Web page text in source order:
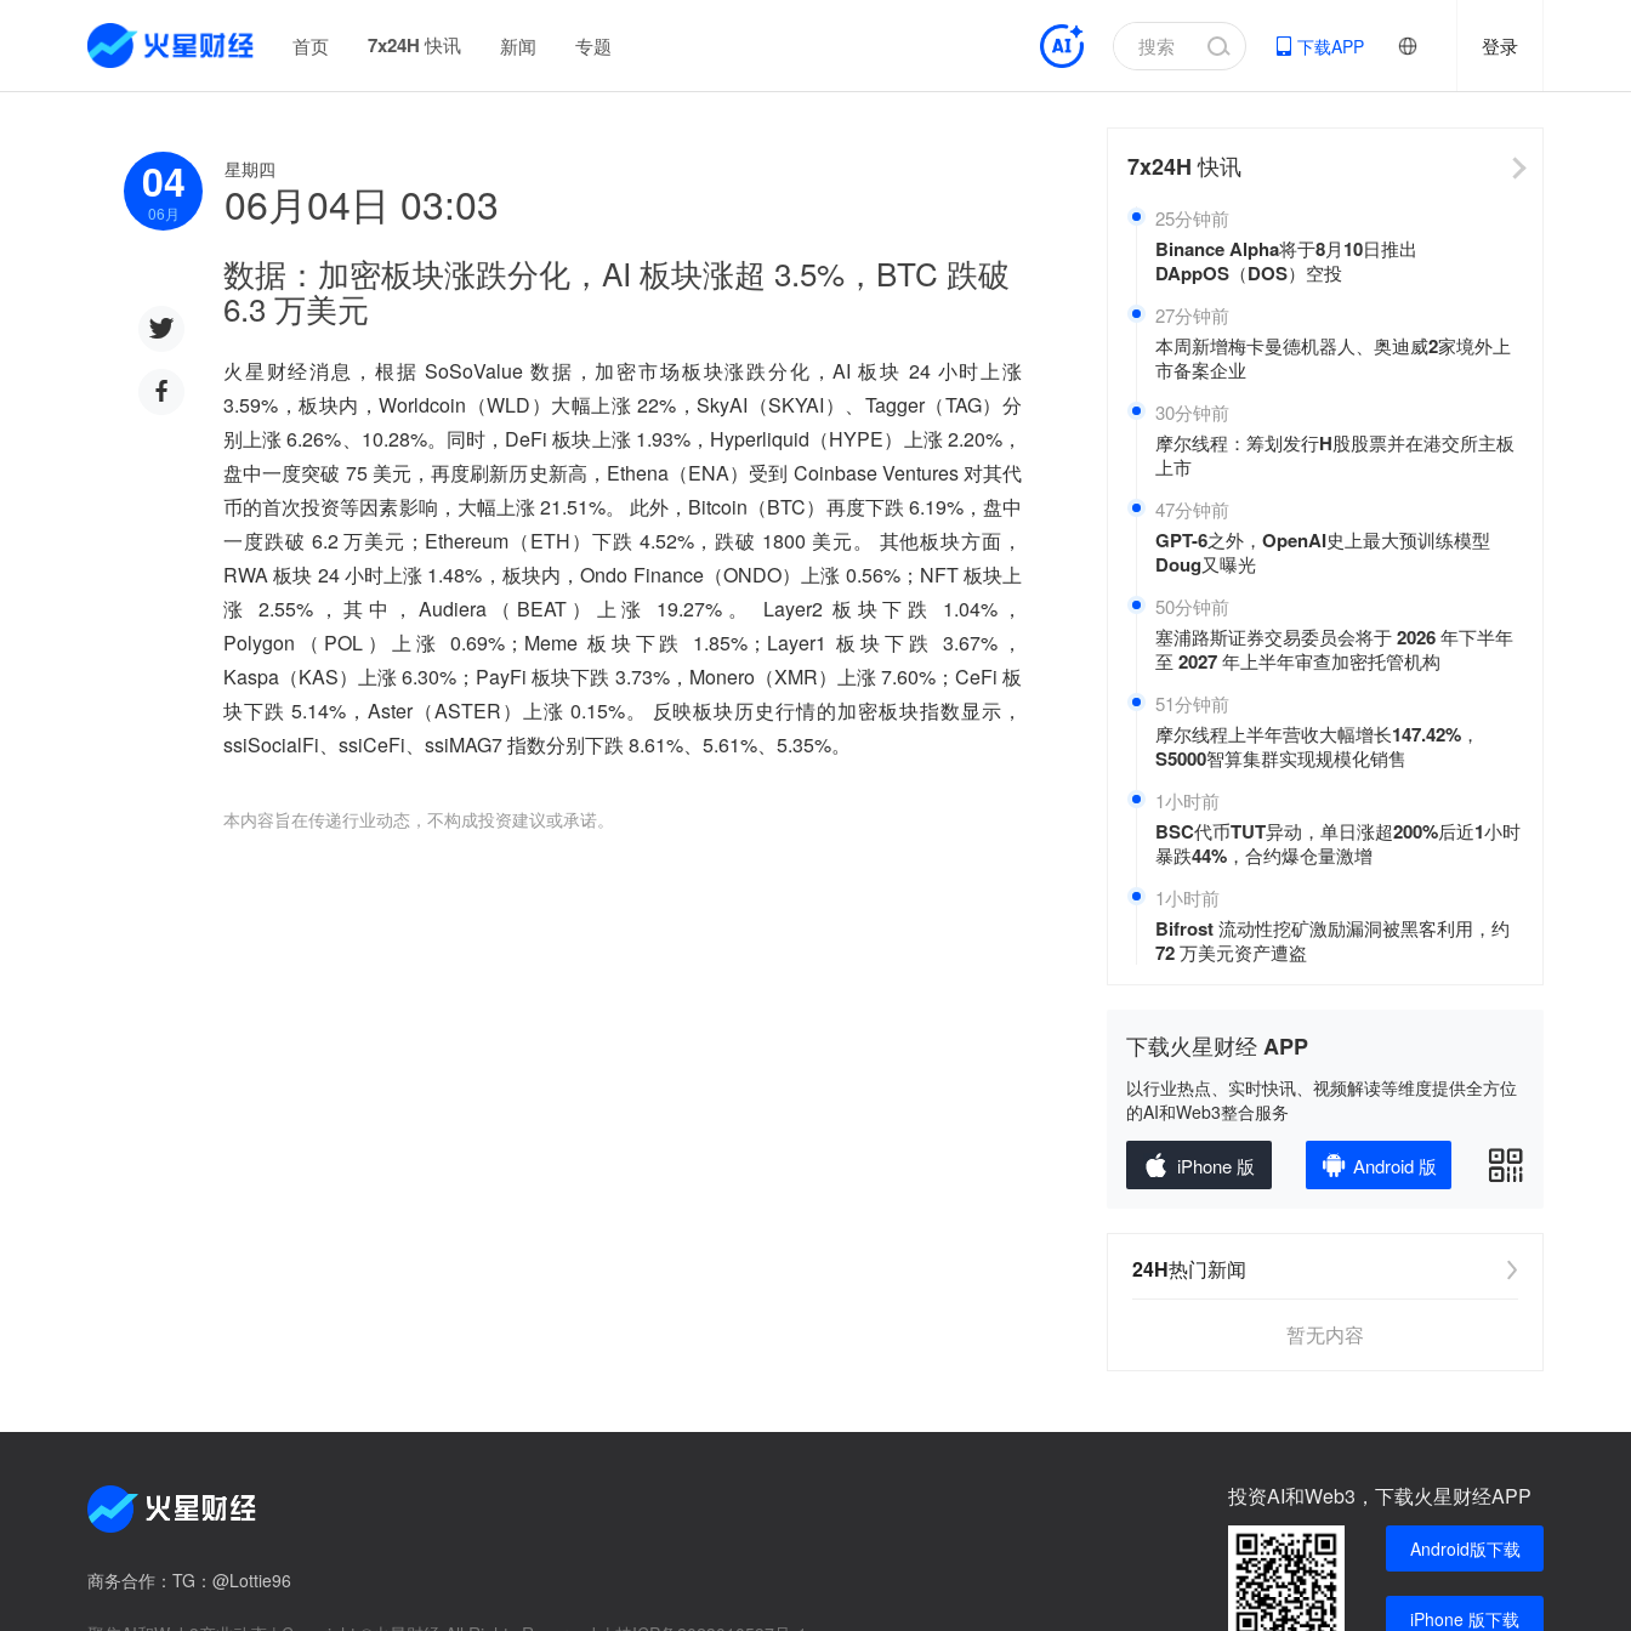
首页 7x24H 快讯 新闻 专题 下载APP 登录
04
06月
星期四
06月04日 03:03
数据：加密板块涨跌分化，AI 板块涨超 3.5%，BTC 跌破
6.3 万美元
火星财经消息，根据 SoSoValue 数据，加密市场板块涨跌分化，AI 板块 24 小时上涨
3.59%，板块内，Worldcoin（WLD）大幅上涨 22%，SkyAI（SKYAI）、Tagger（TAG）分
别上涨 6.26%、10.28%。同时，DeFi 板块上涨 1.93%，Hyperliquid（HYPE）上涨 2.20%，
盘中一度突破 75 美元，再度刷新历史新高，Ethena（ENA）受到 Coinbase Ventures 对其代
币的首次投资等因素影响，大幅上涨 21.51%。 此外，Bitcoin（BTC）再度下跌 6.19%，盘中
一度跌破 6.2 万美元；Ethereum（ETH）下跌 4.52%，跌破 1800 美元。 其他板块方面，
RWA 板块 24 小时上涨 1.48%，板块内，Ondo Finance（ONDO）上涨 0.56%；NFT 板块上
涨 2.55%，其中，Audiera（BEAT）上涨 19.27%。 Layer2 板块下跌 1.04%，
Polygon（POL）上涨 0.69%；Meme 板块下跌 1.85%；Layer1 板块下跌 3.67%，
Kaspa（KAS）上涨 6.30%；PayFi 板块下跌 3.73%，Monero（XMR）上涨 7.60%；CeFi 板
块下跌 5.14%，Aster（ASTER）上涨 0.15%。 反映板块历史行情的加密板块指数显示，
ssiSocialFi、ssiCeFi、ssiMAG7 指数分别下跌 8.61%、5.61%、5.35%。
本内容旨在传递行业动态，不构成投资建议或承诺。
7x24H快讯
25分钟前
Binance Alpha将于8月10日推出
DAppOS（DOS）空投
27分钟前
本周新增梅卡曼德机器人、奥迪威2家境外上
市备案企业
30分钟前
摩尔线程：筹划发行H股股票并在港交所主板
上市
47分钟前
GPT-6之外，OpenAI史上最大预训练模型
Doug又曝光
50分钟前
塞浦路斯证券交易委员会将于 2026 年下半年
至 2027 年上半年审查加密托管机构
51分钟前
摩尔线程上半年营收大幅增长147.42%，
S5000智算集群实现规模化销售
1小时前
BSC代币TUT异动，单日涨超200%后近1小时
暴跌44%，合约爆仓量激增
1小时前
Bifrost 流动性挖矿激励漏洞被黑客利用，约
72 万美元资产遭盗
下载火星财经 APP
以行业热点、实时快讯、视频解读等维度提供全方位
的AI和Web3整合服务
iPhone 版 Android 版
24H热门新闻
暂无内容
商务合作 ：TG：@Lottie96
投资AI和Web3，下载火星财经APP
Android版下载
iPhone 版下载